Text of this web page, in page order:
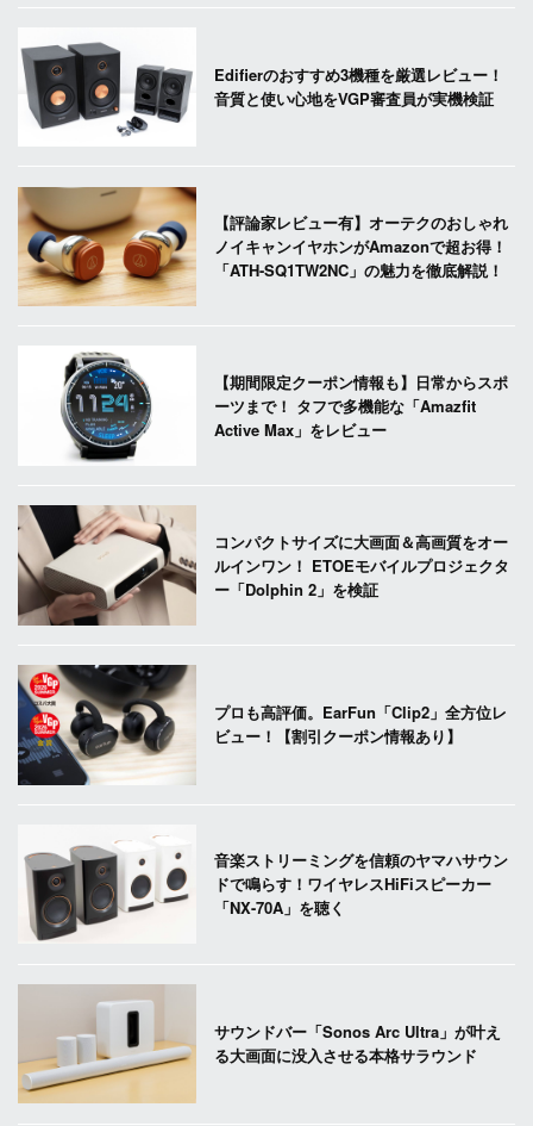
Edifierのおすすめ3機種を厳選レビュー！
音質と使い心地をVGP審査員が実機検証
【評論家レビュー有】オーテクのおしゃれ
ノイキャンイヤホンがAmazonで超お得！
「ATH-SQ1TW2NC」の魅力を徹底解説！
【期間限定クーポン情報も】日常からスポ
ーツまで！ タフで多機能な「Amazfit
Active Max」をレビュー
コンパクトサイズに大画面＆高画質をオー
ルインワン！ ETOEモバイルプロジェクタ
ー「Dolphin 2」を検証
プロも高評価。EarFun「Clip2」全方位レ
ビュー！【割引クーポン情報あり】
音楽ストリーミングを信頼のヤマハサウン
ドで鳴らす！ワイヤレスHiFiスピーカー
「NX-70A」を聴く
サウンドバー「Sonos Arc Ultra」が叶え
る大画面に没入させる本格サラウンド